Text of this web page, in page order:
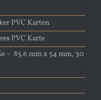
PVC Karten
PVC Karte
– 85.6 mm x 54 mm, 30